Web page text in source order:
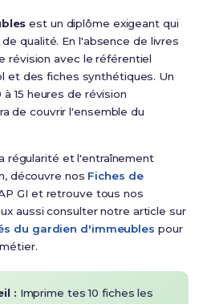
est un diplôme exigeant qui
qualité. En l'absence de livres
révision avec le référentiel
et des fiches synthétiques. Un
15 heures de révision
de couvrir l'ensemble du
régularité et l'entraînement
découvre nos Fiches de
GI et retrouve tous nos
aussi consulter notre article sur
du gardien d'immeubles pour
: Imprime tes 10 fiches les